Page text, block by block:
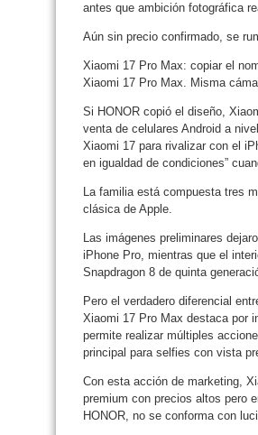
antes que ambición fotográfica
Aún sin precio confirmado, se
Xiaomi 17 Pro Max: copiar el
Xiaomi 17 Pro Max. Misma
Si HONOR copió el diseño,
venta de celulares Android a
Xiaomi 17 para rivalizar con el
en igualdad de condiciones”
La familia está compuesta tres
clásica de Apple.
Las imágenes preliminares
iPhone Pro, mientras que el
Snapdragon 8 de quinta
Pero el verdadero diferencial
Xiaomi 17 Pro Max destaca por
permite realizar múltiples
principal para selfies con vista
Con esta acción de marketing,
premium con precios altos pero
HONOR, no se conforma con